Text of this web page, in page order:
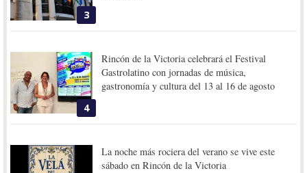
3
4
Rincón de la Victoria celebrará el Festival
Gastrolatino con jornadas de música,
gastronomía y cultura del 13 al 16 de agosto
La noche más rociera del verano se vive este
sábado en Rincón de la Victoria